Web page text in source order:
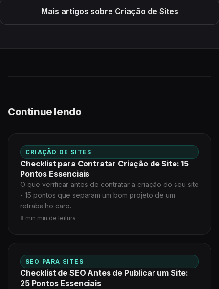
Mais artigos sobre Criação de Sites
Continue lendo
CRIAÇÃO DE SITES
Checklist para Contratar Criação de Site: 15
Pontos Essenciais
O que verificar antes de contratar a criação do seu site
- 15 pontos que separam um bom projeto de um
retrabalho caro.
8 min min de leitura
SEO PARA SITES
Checklist de SEO Antes de Publicar um Site:
25 Pontos Essenciais